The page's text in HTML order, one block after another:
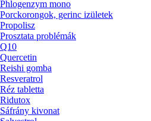
Phlogenzym mono
Porckorongok, gerinc izületek
Propolisz
Prosztata problémák
Q10
Quercetin
Reishi gomba
Resveratrol
Réz tabletta
Ridutox
Sáfrány kivonat